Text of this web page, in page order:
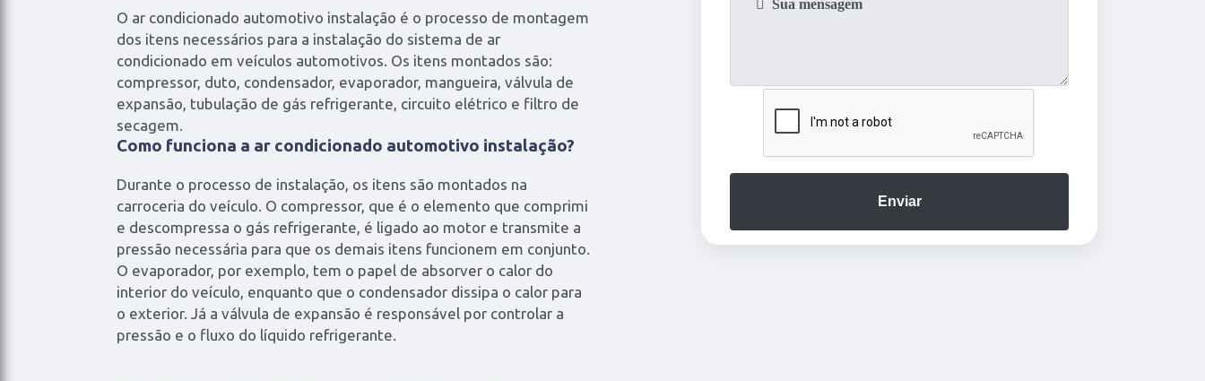
O ar condicionado automotivo instalação é o processo de montagem
dos itens necessários para a instalação do sistema de ar
condicionado em veículos automotivos. Os itens montados são:
compressor, duto, condensador, evaporador, mangueira, válvula de
expansão, tubulação de gás refrigerante, circuito elétrico e filtro de
secagem.
Como funciona a ar condicionado automotivo instalação?
Durante o processo de instalação, os itens são montados na
carroceria do veículo. O compressor, que é o elemento que comprimi
e descompressa o gás refrigerante, é ligado ao motor e transmite a
pressão necessária para que os demais itens funcionem em conjunto.
O evaporador, por exemplo, tem o papel de absorver o calor do
interior do veículo, enquanto que o condensador dissipa o calor para
o exterior. Já a válvula de expansão é responsável por controlar a
pressão e o fluxo do líquido refrigerante.
Enviar